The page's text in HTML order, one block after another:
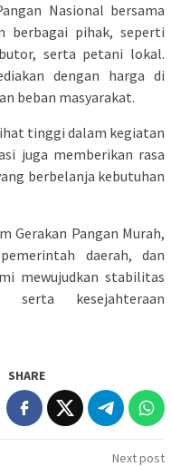
Nasional bersama
berbagai pihak, seperti
serta petani lokal.
dengan harga di
beban masyarakat.
tinggi dalam kegiatan
juga memberikan rasa
berbelanja kebutuhan
Pangan Murah,
daerah, dan
mewujudkan stabilitas
serta kesejahteraan
SHARE
Next post